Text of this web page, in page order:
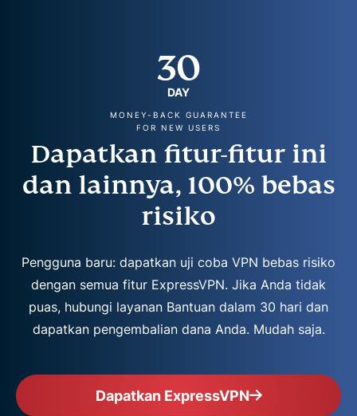
30
DAY
MONEY-BACK GUARANTEE
FOR NEW USERS
Dapatkan fitur-fitur ini
dan lainnya, 100% bebas
risiko
Pengguna baru: dapatkan uji coba VPN bebas risiko
dengan semua fitur ExpressVPN. Jika Anda tidak
puas, hubungi layanan Bantuan dalam 30 hari dan
dapatkan pengembalian dana Anda. Mudah saja.
Dapatkan ExpressVPN